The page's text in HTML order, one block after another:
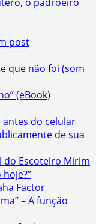
post
que não foi (som
(eBook)
antes do celular
de sua
do Escoteiro Mirim
Factor
– A função